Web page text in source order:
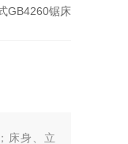
GB4260锯床
床身、立